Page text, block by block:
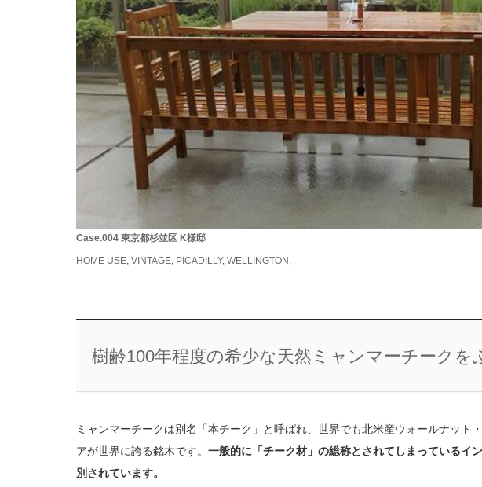
Case.004 東京都杉並区 K様邸
HOME USE, VINTAGE, PICADILLY, WELLINGTON ,
樹齢100年程度の希少な天然ミャンマーチーク
ミャンマーチークは別名「本チーク」と呼ばれ、世界でも北米産ウォールナット
アが世界に誇る銘木です。 一般的に「チーク材」の総称とされてしまっているイ
別されています。